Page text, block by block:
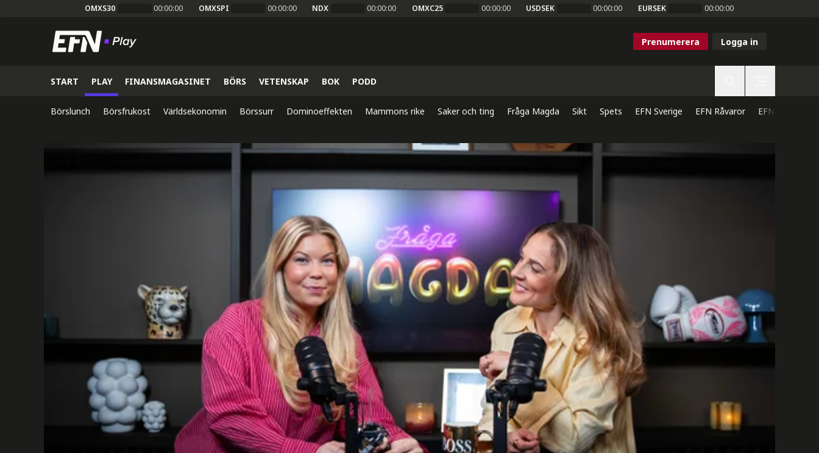
OMXS30 00:00:00 OMXSPI 00:00:00 NDX 00:00:00 OMXC25 00:00:00 USDSEK 00:00:00 EURSEK 00:00:00
Prenumerera Logga in
START PLAY FINANSMAGASINET BÖRS VETENSKAP BOK PODD
Börslunch Börsfrukost Världsekonomin Börssurr Dominoeffekten Mammons rike Saker och ting Fråga Magda Sikt Spets EFN Sverige EFN Råvaror EFN Direkt